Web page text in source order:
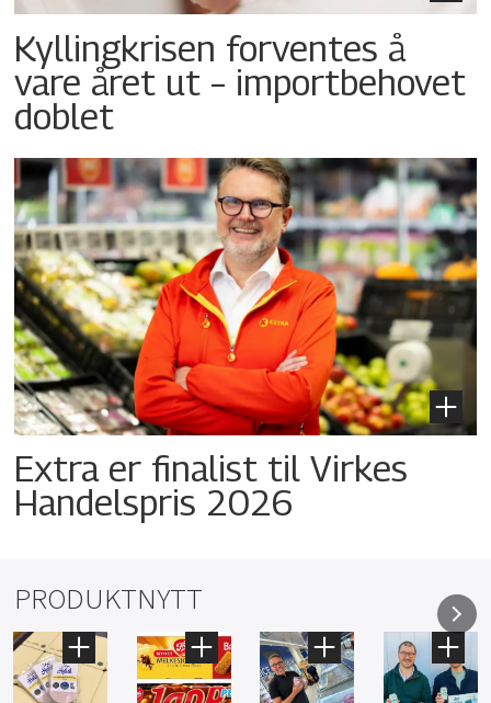
Kyllingkrisen forventes å
vare året ut – importbehovet
doblet
Extra er finalist til Virkes
Handelspris 2026
PRODUKTNYTT